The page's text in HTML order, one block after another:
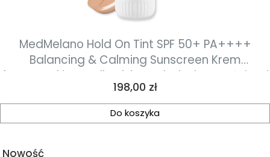
MedMelano Hold On Tint SPF 50+ PA++++
Balancing & Calming Sunscreen Krem
fotoprotekjcyny dla skóry z niedoskonałościami
50 ml
Cena
198,00 zł
Do koszyka
Nowość